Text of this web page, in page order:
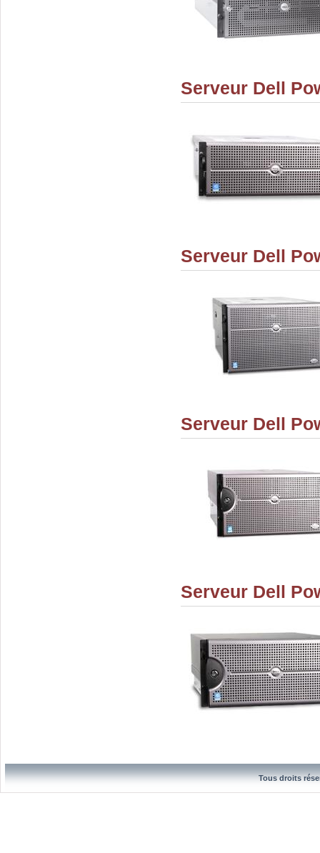
Serveur Dell
Serveur Dell
Serveur Dell
Serveur Dell
Tous droits